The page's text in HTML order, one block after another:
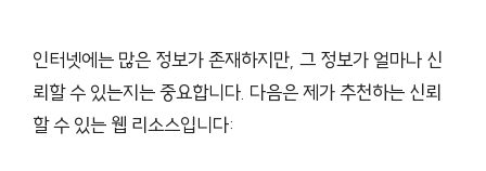
인터넷에는 많은 정보가 존재하지만, 그 정보가 얼마나 신
뢰할 수 있는지는 중요합니다. 다음은 제가 추천하는 신뢰
할 수 있는 웹 리소스입니다: